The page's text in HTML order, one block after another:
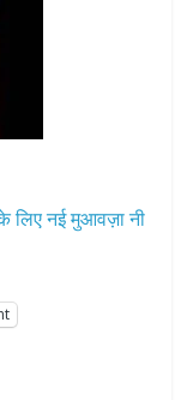
नई मुआवज़ा नी